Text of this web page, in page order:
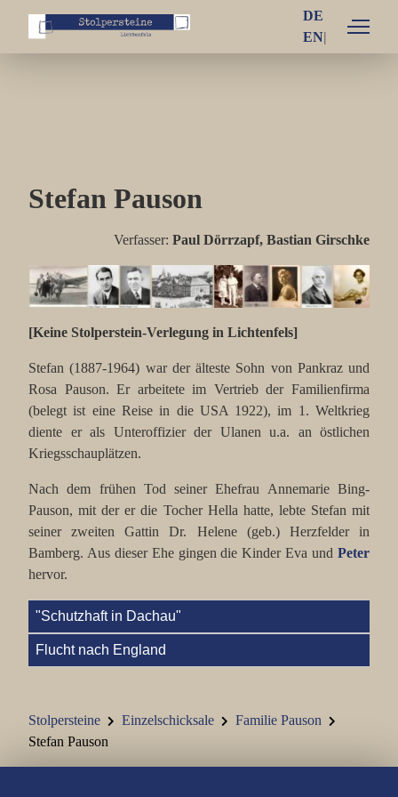
DE
EN
Familie Ludwig und Thea Bamberger
Familie Otto und Henriette Bamberger
Familie Blum
Familie Brüll
Familie Grünhut
Familie Hellmann
Familie Kraus Karl
Familie Jenny und Semi Kraus
Familie Kronacher
Familie Marx
Stolpersteine Einzelschicksale
Familie Pauson
Stefan Pauson
Stefan Pauson
Verfasser: Paul Dörrzapf, Bastian Girschke
[Keine Stolperstein-Verlegung in Lichtenfels]
Stefan (1887-1964) war der älteste Sohn von Pankraz und
Rosa Pauson. Er arbeitete im Vertrieb der Familienfirma
(belegt ist eine Reise in die USA 1922), im 1. Weltkrieg
diente er als Unteroffizier der Ulanen u.a. an östlichen
Kriegsschauplätzen.
Nach dem frühen Tod seiner Ehefrau Annemarie Bing-
Pauson, mit der er die Tocher Hella hatte, lebte Stefan mit
seiner zweiten Gattin Dr. Helene (geb.) Herzfelder in
Bamberg. Aus dieser Ehe gingen die Kinder Eva und Peter
hervor.
"Schutzhaft in Dachau"
Flucht nach England